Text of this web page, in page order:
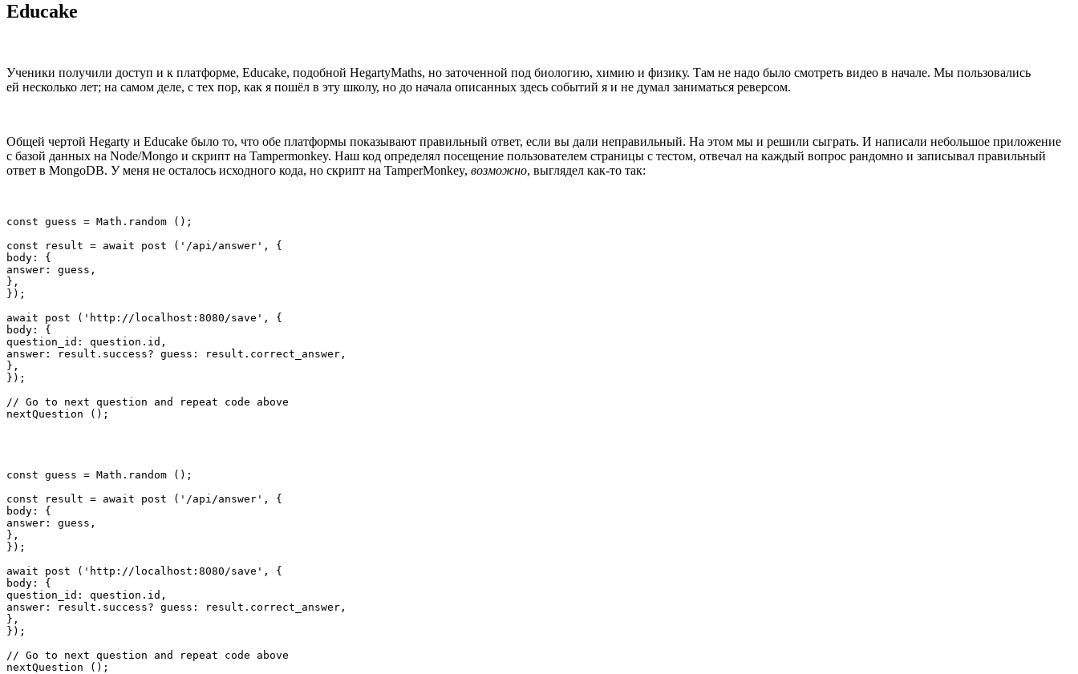
Educake
Ученики получили доступ и к платформе, Educake, подобной HegartyMaths, но заточенной под биологию, химию и физику. Там не надо было смотреть видео в начале. Мы пользовались
ей несколько лет; на самом деле, с тех пор, как я пошёл в эту школу, но до начала описанных здесь событий я и не думал заниматься реверсом.
Общей чертой Hegarty и Educake было то, что обе платформы показывают правильный ответ, если вы дали неправильный. На этом мы и решили сыграть. И написали небольшое приложение
с базой данных на Node/Mongo и скрипт на Tampermonkey. Наш код определял посещение пользователем страницы с тестом, отвечал на каждый вопрос рандомно и записывал правильный
ответ в MongoDB. У меня не осталось исходного кода, но скрипт на TamperMonkey, возможно, выглядел как-то так:
const guess = Math.random ();
const result = await post ('/api/answer', {
body: {
answer: guess,
},
});
await post ('http://localhost:8080/save', {
body: {
question_id: question.id,
answer: result.success? guess: result.correct_answer,
},
});
// Go to next question and repeat code above
nextQuestion ();
const guess = Math.random ();
const result = await post ('/api/answer', {
body: {
answer: guess,
},
});
await post ('http://localhost:8080/save', {
body: {
question_id: question.id,
answer: result.success? guess: result.correct_answer,
},
});
// Go to next question and repeat code above
nextQuestion ();